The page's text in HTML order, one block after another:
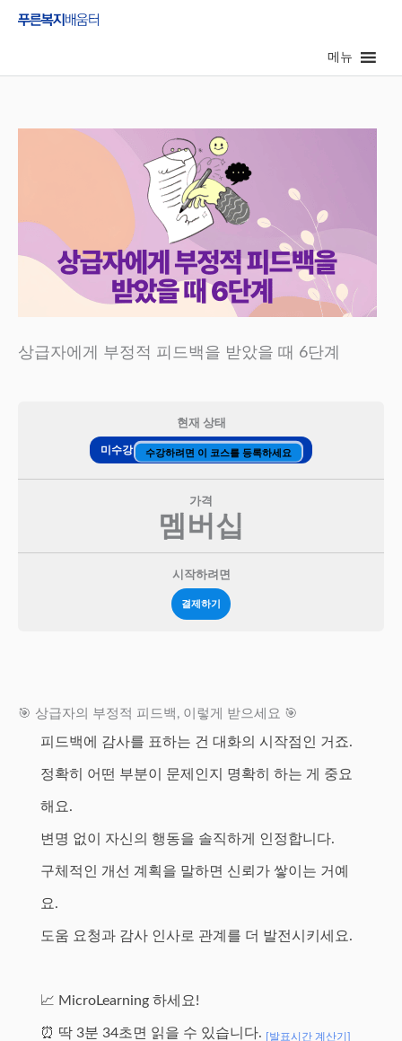
메뉴
상급자에게 부정적 피드백을 받았을 때 6단계
현재 상태
미수강 수강하려면 이 코스를 등록하세요
가격
멤버십
시작하려면
결제하기
🎯 상급자의 부정적 피드백, 이렇게 받으세요 🎯
피드백에 감사를 표하는 건 대화의 시작점인 거죠.
정확히 어떤 부분이 문제인지 명확히 하는 게 중요
해요.
변명 없이 자신의 행동을 솔직하게 인정합니다.
구체적인 개선 계획을 말하면 신뢰가 쌓이는 거예
요.
도움 요청과 감사 인사로 관계를 더 발전시키세요.
📈 MicroLearning 하세요!
⏰ 딱 3분 34초면 읽을 수 있습니다. [발표시간 계산기]